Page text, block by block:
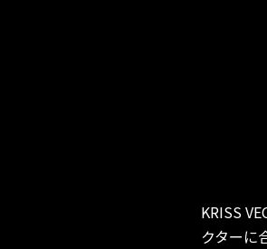
KRISS
クターに